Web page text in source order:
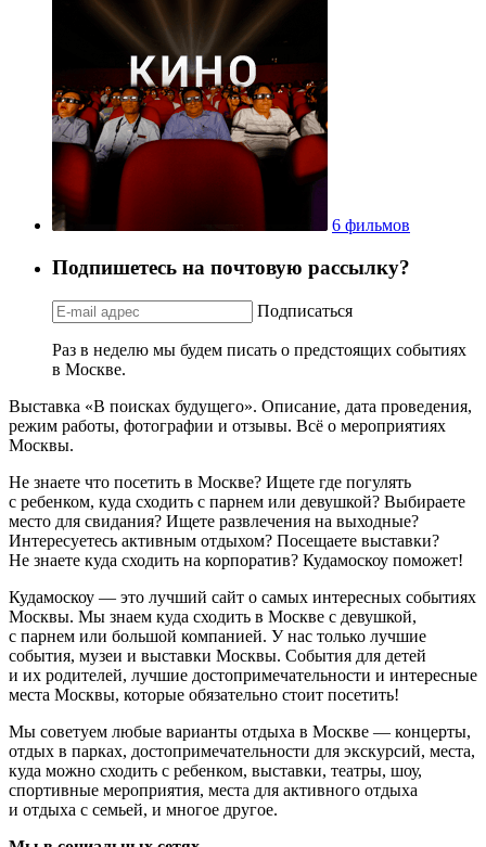
6 фильмов
Подпишетесь на почтовую рассылку?
Подписаться
Раз в неделю мы будем писать о предстоящих событиях
в Москве.
Выставка «В поисках будущего». Описание, дата проведения,
режим работы, фотографии и отзывы. Всё о мероприятиях
Москвы.
Не знаете что посетить в Москве? Ищете где погулять
с ребенком, куда сходить с парнем или девушкой? Выбираете
место для свидания? Ищете развлечения на выходные?
Интересуетесь активным отдыхом? Посещаете выставки?
Не знаете куда сходить на корпоратив? Кудамоскоу поможет!
Кудамоскоу — это лучший сайт о самых интересных событиях
Москвы. Мы знаем куда сходить в Москве с девушкой,
с парнем или большой компанией. У нас только лучшие
события, музеи и выставки Москвы. События для детей
и их родителей, лучшие достопримечательности и интересные
места Москвы, которые обязательно стоит посетить!
Мы советуем любые варианты отдыха в Москве — концерты,
отдых в парках, достопримечательности для экскурсий, места,
куда можно сходить с ребенком, выставки, театры, шоу,
спортивные мероприятия, места для активного отдыха
и отдыха с семьей, и многое другое.